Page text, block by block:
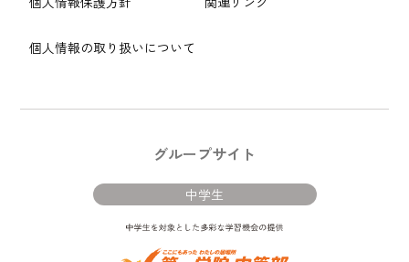
個人情報の取り扱いについて
グループサイト
中学生